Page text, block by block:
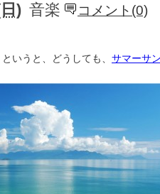
) 音楽 コメント(0)
いうと、どうしても、 サマーサ